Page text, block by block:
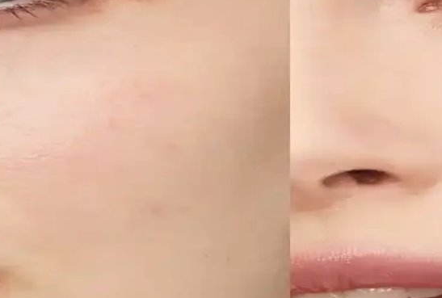
artırmak için doğru uygulama teknikleri ve bakım önerileri. Dudakların
FDA Güneş Koruyucu Düzenlemelerine Uyum Stratejileri
için kokusuz, hızlı emilen bir nemlendirme sunar. Kullanıcılar kuruluk ve
ve Sunduğu Faydalar
müşteri deneyimine kadar birçok alanda devrim yaratıyor. Sürdürülebilirlik ve
İçin Ürün Seçimi ve Uygulama Yöntemleri
doğal görünüm yakalamak için hafif ürünler ve doğru uygulama yöntemleri